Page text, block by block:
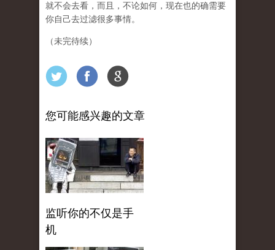
就不会去看，而且，不论如何，现在也的确需要
你自己去过滤很多事情。
（未完待续）
您可能感兴趣的文章
监听你的不仅是手
机